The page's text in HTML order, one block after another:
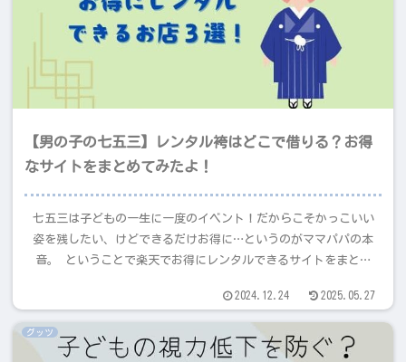
【男の子の七五三】レンタル袴はどこで借りる？お得
なサイトをまとめてみたよ！
七五三は子どもの一生に一度のイベント！だからこそかっこいい
姿を残したい、けどできるだけお得に…というのがママパパの本
音。 ということで楽天でお得にレンタルできるサイトをまとめ
は必見です。
2024.12.24 2025.05.27
グッツ